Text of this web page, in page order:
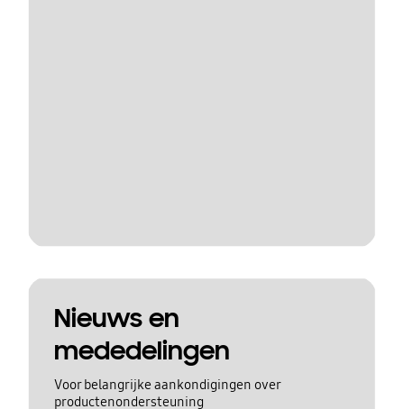
Nieuws en
mededelingen
Voor belangrijke aankondigingen over
productenondersteuning